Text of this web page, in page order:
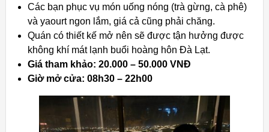
Các bạn phục vụ món uống nóng (trà gừng, cà phê)
và yaourt ngon lắm, giá cả cũng phải chăng.
Quán có thiết kế mở nên sẽ được tận hưởng được
không khí mát lạnh buổi hoàng hôn Đà Lạt.
Giá tham khảo: 20.000 – 50.000 VNĐ
Giờ mở cửa: 08h30 – 22h00